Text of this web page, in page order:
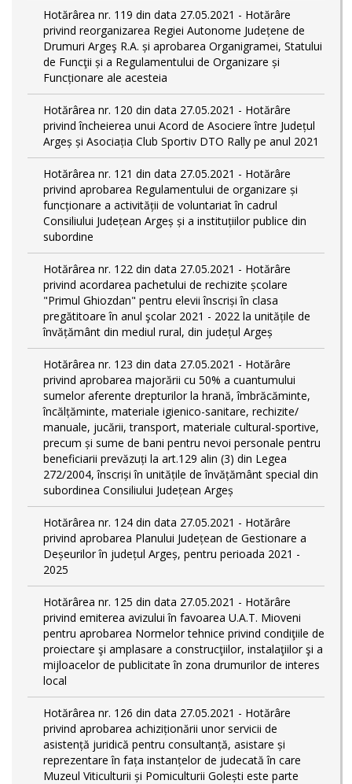
Hotărârea nr. 119 din data 27.05.2021 - Hotărâre
privind reorganizarea Regiei Autonome Județene de
Drumuri Argeş R.A. și aprobarea Organigramei, Statului
de Funcţii și a Regulamentului de Organizare și
Funcționare ale acesteia
Hotărârea nr. 120 din data 27.05.2021 - Hotărâre
privind încheierea unui Acord de Asociere între Județul
Argeș și Asociația Club Sportiv DTO Rally pe anul 2021
Hotărârea nr. 121 din data 27.05.2021 - Hotărâre
privind aprobarea Regulamentului de organizare și
funcționare a activității de voluntariat în cadrul
Consiliului Județean Argeș și a instituțiilor publice din
subordine
Hotărârea nr. 122 din data 27.05.2021 - Hotărâre
privind acordarea pachetului de rechizite școlare
"Primul Ghiozdan" pentru elevii înscriși în clasa
pregătitoare în anul şcolar 2021 - 2022 la unitățile de
învățământ din mediul rural, din județul Argeș
Hotărârea nr. 123 din data 27.05.2021 - Hotărâre
privind aprobarea majorării cu 50% a cuantumului
sumelor aferente drepturilor la hrană, îmbrăcăminte,
încălțăminte, materiale igienico-sanitare, rechizite/
manuale, jucării, transport, materiale cultural-sportive,
precum și sume de bani pentru nevoi personale pentru
beneficiarii prevăzuți la art.129 alin (3) din Legea
272/2004, înscriși în unitățile de învățământ special din
subordinea Consiliului Județean Argeș
Hotărârea nr. 124 din data 27.05.2021 - Hotărâre
privind aprobarea Planului Județean de Gestionare a
Deșeurilor în județul Argeș, pentru perioada 2021 -
2025
Hotărârea nr. 125 din data 27.05.2021 - Hotărâre
privind emiterea avizului în favoarea U.A.T. Mioveni
pentru aprobarea Normelor tehnice privind condiţiile de
proiectare şi amplasare a construcţiilor, instalaţiilor şi a
mijloacelor de publicitate în zona drumurilor de interes
local
Hotărârea nr. 126 din data 27.05.2021 - Hotărâre
privind aprobarea achiziționării unor servicii de
asistență juridică pentru consultanță, asistare și
reprezentare în fața instanțelor de judecată în care
Muzeul Viticulturii și Pomiculturii Golești este parte